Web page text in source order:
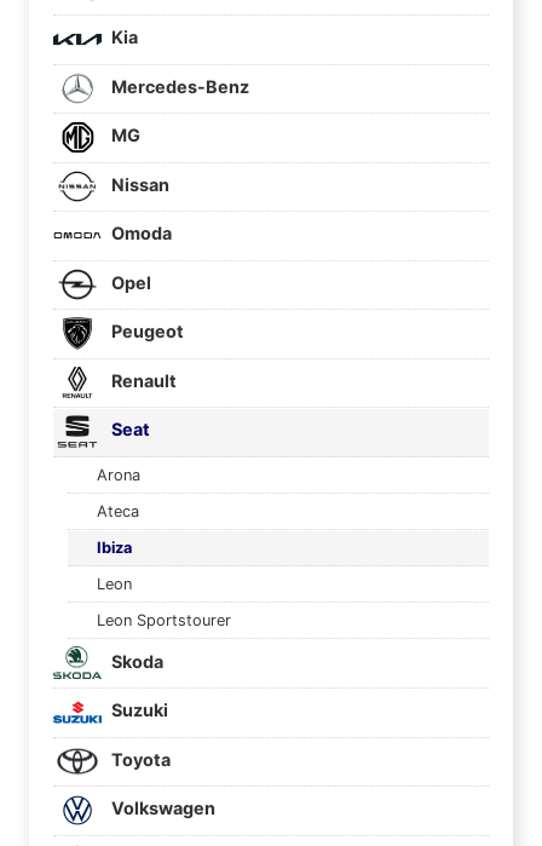
Kia
Mercedes-Benz
MG
Nissan
Omoda
Opel
Peugeot
Renault
Seat
Arona
Ateca
Ibiza
Leon
Leon Sportstourer
Skoda
Suzuki
Toyota
Volkswagen